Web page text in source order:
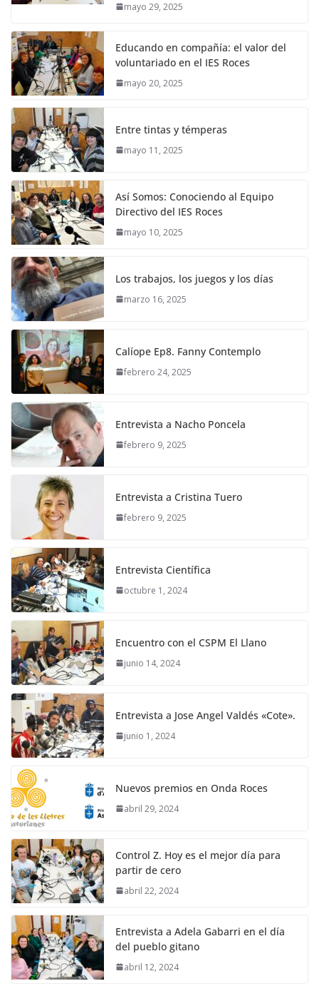
mayo 29, 2025
Educando en compañía: el valor del
voluntariado en el IES Roces
mayo 20, 2025
Entre tintas y témperas
mayo 11, 2025
Así Somos: Conociendo al Equipo
Directivo del IES Roces
mayo 10, 2025
Los trabajos, los juegos y los días
marzo 16, 2025
Calíope Ep8. Fanny Contemplo
febrero 24, 2025
Entrevista a Nacho Poncela
febrero 9, 2025
Entrevista a Cristina Tuero
febrero 9, 2025
Entrevista Científica
octubre 1, 2024
Encuentro con el CSPM El Llano
junio 14, 2024
Entrevista a Jose Angel Valdés «Cote».
junio 1, 2024
Nuevos premios en Onda Roces
abril 29, 2024
Control Z. Hoy es el mejor día para
partir de cero
abril 22, 2024
Entrevista a Adela Gabarri en el día
del pueblo gitano
abril 12, 2024